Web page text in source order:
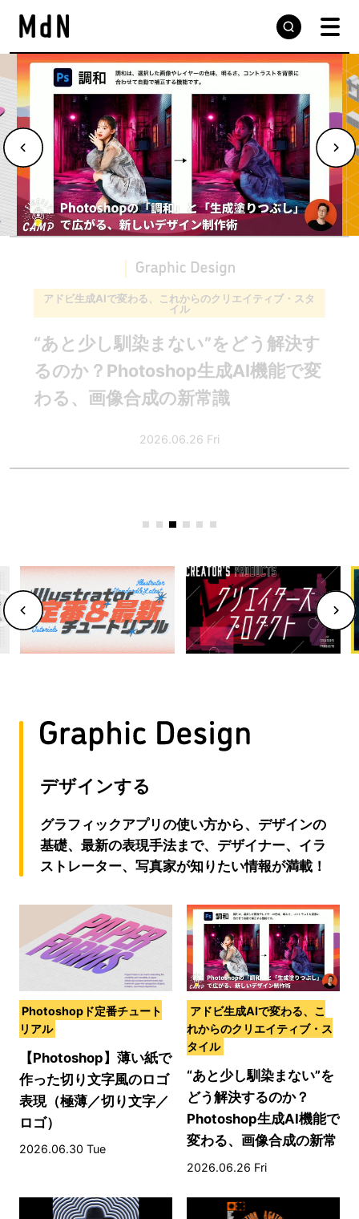
アドビ生成AIで変わる、これからのクリエイティブ・スタ
イル
“あと少し馴染まない”をどう解決す
るのか？Photoshop生成AI機能で変
わる、画像合成の新常識
2026.06.26 Fri
デザインする
グラフィックアプリの使い方から、デザインの
基礎、最新の表現手法まで、デザイナー、イラ
ストレーター、写真家が知りたい情報が満載！
Photoshopド定番チュート
リアル
【Photoshop】薄い紙で
作った切り文字風のロゴ
表現（極薄／切り文字／
ロゴ）
2026.06.30 Tue
アドビ生成AIで変わる、こ
れからのクリエイティブ・ス
タイル
“あと少し馴染まない”を
どう解決するのか？
Photoshop生成AI機能で
変わる、画像合成の新常
識
2026.06.26 Fri